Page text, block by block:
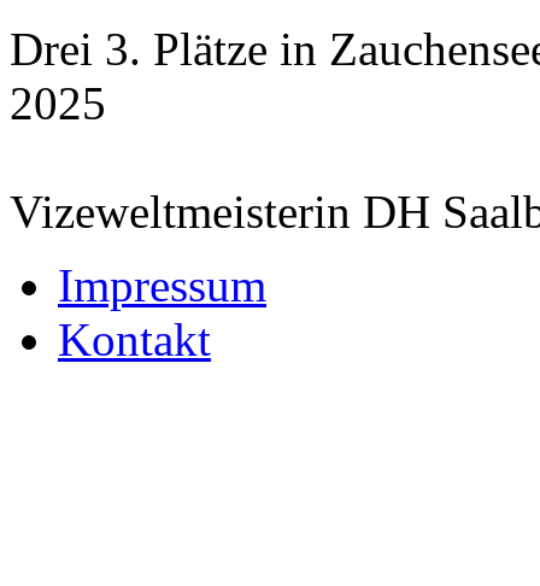
Drei 3. Plätze in
2025
Vizeweltmeisterin DH
Impressum
Kontakt